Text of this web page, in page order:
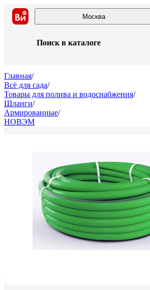
Москва
Поиск в каталоге
Главная/
Всё для сада/
Товары для полива и водоснабжения/
Шланги/
Армированные/
НОВЭМ